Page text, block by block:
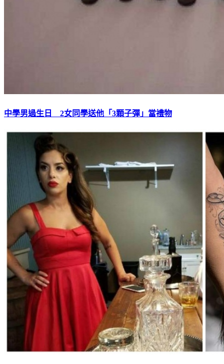
中學男過生日 2女同學送他「3顆子彈」當禮物